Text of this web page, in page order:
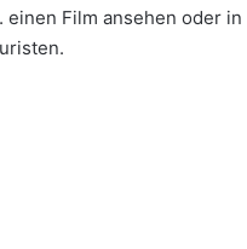
einen Film ansehen oder